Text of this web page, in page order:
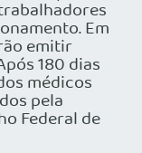
Em
emitir
180 dias
médicos
pela
Federal de